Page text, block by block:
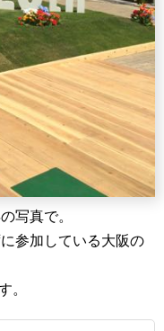
写真で。
参加している大阪の
。